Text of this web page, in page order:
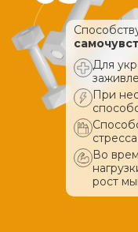
Для
При
стресса
Во
рост